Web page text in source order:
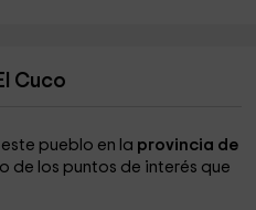
Cuco
pueblo en la provincia de
de los puntos de interés que